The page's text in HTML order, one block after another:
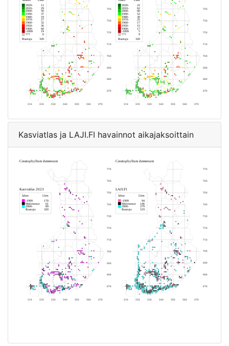
Kasviatlas ja LAJI.FI havainnot aikajaksoittain